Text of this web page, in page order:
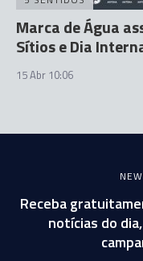
Marca de Água
Sítios e Dia
15 Abr 10:06
Receba
notícias do